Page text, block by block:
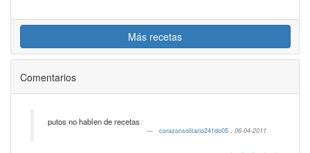
Más recetas
Comentarios
putos no hablen de recetas
corazonsolitario241do05 , 06-04-2011